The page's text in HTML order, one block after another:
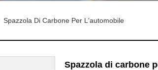
Spazzola Di Carbone Per L'automobile
Spazzola di carbone